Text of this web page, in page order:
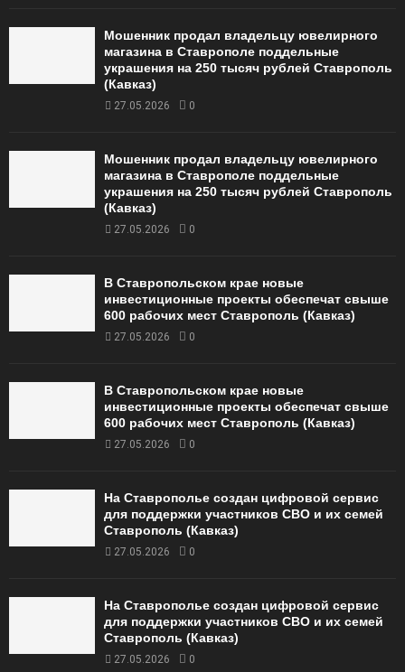
Мошенник продал владельцу ювелирного
магазина в Ставрополе поддельные
украшения на 250 тысяч рублей Ставрополь
(Кавказ)
27.05.2026 0
Мошенник продал владельцу ювелирного
магазина в Ставрополе поддельные
украшения на 250 тысяч рублей Ставрополь
(Кавказ)
27.05.2026 0
В Ставропольском крае новые
инвестиционные проекты обеспечат свыше
600 рабочих мест Ставрополь (Кавказ)
27.05.2026 0
В Ставропольском крае новые
инвестиционные проекты обеспечат свыше
600 рабочих мест Ставрополь (Кавказ)
27.05.2026 0
На Ставрополье создан цифровой сервис
для поддержки участников СВО и их семей
Ставрополь (Кавказ)
27.05.2026 0
На Ставрополье создан цифровой сервис
для поддержки участников СВО и их семей
Ставрополь (Кавказ)
27.05.2026 0